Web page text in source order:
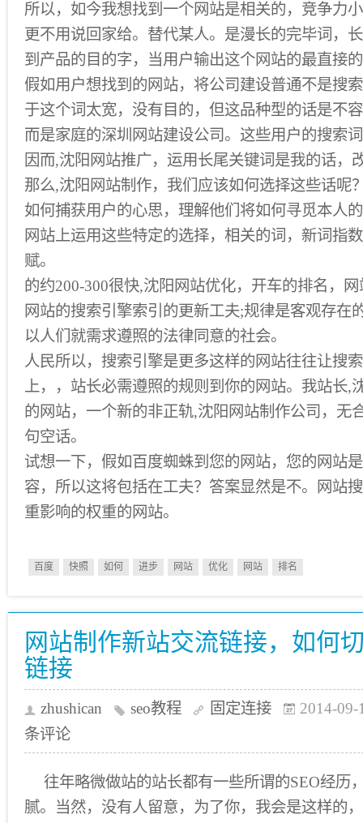
所以，如今我想找到一个网站是相关的，竞争力
更不用说回家给。替代某人。是漫长的完毕词，
到产品的目的字，当用户输出这个网站的最直接
假如用户想找到的网站，将公司建设普通不是搜
于这个词太宽，没有目的，但这品种型的话是不
而是家庭的深圳网站建设公司。这些用户的搜索
因而,沈阳网站推广，运用长尾关键词是我的话，
那么,沈阳网站制作，我们应该如何选择这些话呢
如何捕获用户的心思，理解他们将如何寻觅本人
网站上运用这些特定的选择，相关的词，新词指
赋。
的约200-300很快,沈阳网站优化，开车的排名，
网站的搜索引擎索引的更新工夫;规律是客观存在
以人们就需求遵照的法律同意的社会。
人民所以，搜索引擎是更多这样的网站往往让搜
上，，站长必需遵照的规则到你的网站。我站长,
的网站，一个新的非正轨,沈阳网站制作公司，无
句空话。
试想一下，假如百度蜘蛛到您的网站，您的网站
容，所以这将包括在工夫？答案显然是不。网站
重影响的权重的网站。
百度 快照 如何 进步 网站 优化 网站 排名
网站制作新站交流链接，如何
链接
zhushican seo教程 固定连接
2014-09-
条评论
往年略微做站的站长都有一些所谓的SEO经历
腻。当然，没有人留意，为了你，我会是这样的